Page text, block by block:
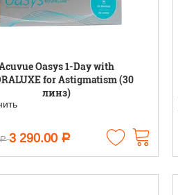
Oasys 1-Day with
for Astigmatism (30
линз)
Р 3 290.00 Р